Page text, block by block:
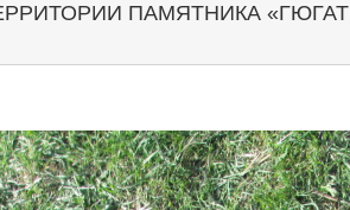
ПАМЯТНИКА